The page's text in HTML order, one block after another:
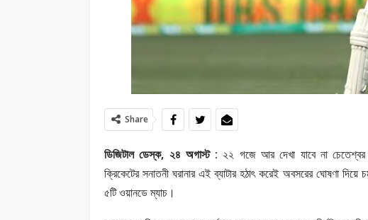
Share
ডিজিটাল ডেস্ক, ২৪ অগাস্ট : ২২ গজে আর দেখা যাবে না
ক্রিকেটের সনাতনী ঘরানার এই ব্যাটার হঠাৎ করেই অবসরের ঘোষণা
৫টি ওয়ানডে ম্যাচ।